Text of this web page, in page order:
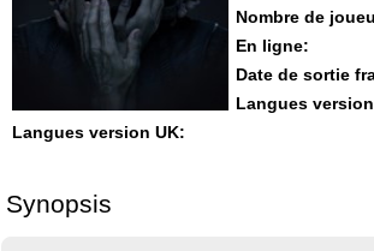
Nombre de
En ligne:
Date de sortie
Langues
Langues version UK:
Synopsis